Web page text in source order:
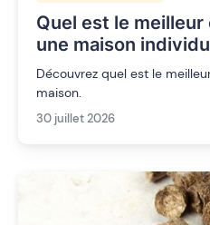
Quel est le
une maison
Découvrez quel est le
maison.
30 juillet 2026